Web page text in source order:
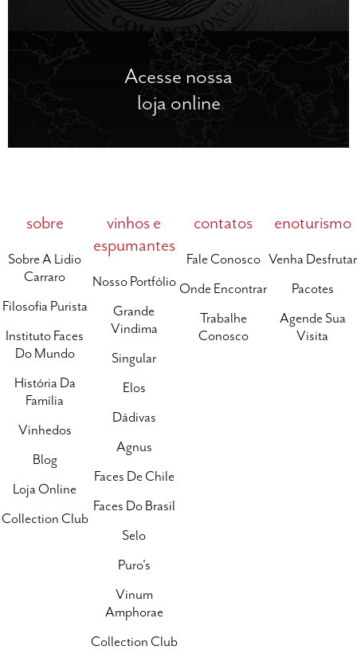
Acesse nossa
loja online
sobre
Sobre A Lidio
Carraro
Filosofia Purista
Instituto Faces
Do Mundo
História Da
Família
Vinhedos
Blog
Loja Online
Collection Club
vinhos e
espumantes
Nosso Portfólio
Grande
Vindima
Singular
Elos
Dádivas
Agnus
Faces De Chile
Faces Do Brasil
Selo
Puro's
Vinum
Amphorae
Collection Club
contatos
Fale Conosco
Onde Encontrar
Trabalhe
Conosco
enoturismo
Venha Desfrutar
Pacotes
Agende Sua
Visita